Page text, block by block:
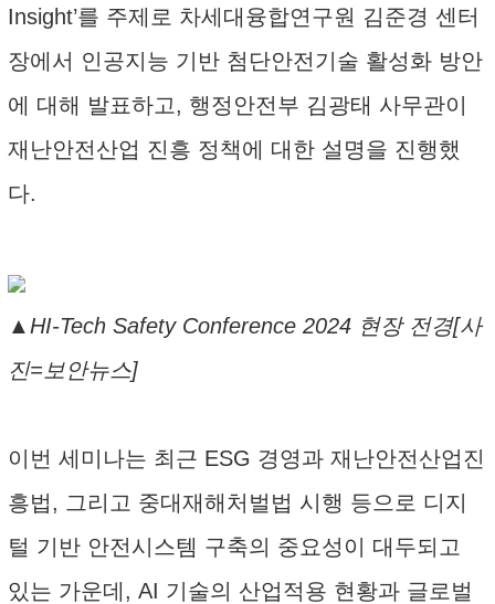
Insight’를 주제로 차세대융합연구원 김준경 센터
장에서 인공지능 기반 첨단안전기술 활성화 방안
에 대해 발표하고, 행정안전부 김광태 사무관이
재난안전산업 진흥 정책에 대한 설명을 진행했
다.
▲HI-Tech Safety Conference 2024 현장 전경[사
진=보안뉴스]
이번 세미나는 최근 ESG 경영과 재난안전산업진
흥법, 그리고 중대재해처벌법 시행 등으로 디지
털 기반 안전시스템 구축의 중요성이 대두되고
있는 가운데, AI 기술의 산업적용 현황과 글로벌